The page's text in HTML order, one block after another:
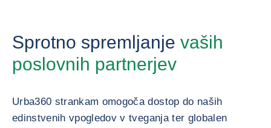
Sprotno spremljanje vaših
poslovnih partnerjev
Urba360 strankam omogoča dostop do naših
edinstvenih vpogledov v tveganja ter globalen